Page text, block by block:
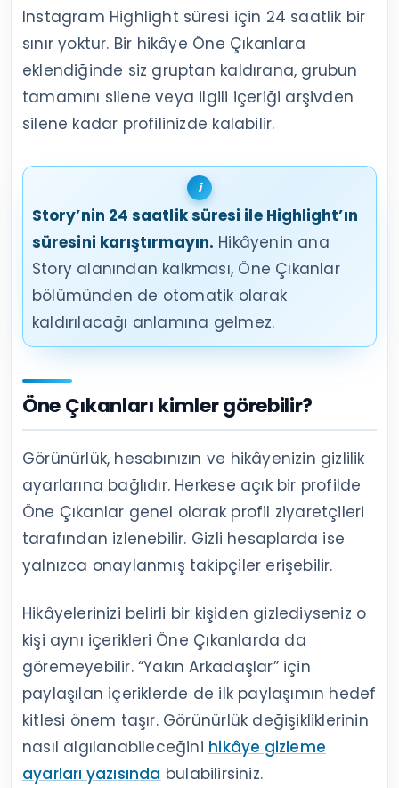
Instagram Highlight süresi için 24 saatlik bir
sınır yoktur. Bir hikâye Öne Çıkanlara
eklendiğinde siz gruptan kaldırana, grubun
tamamını silene veya ilgili içeriği arşivden
silene kadar profilinizde kalabilir.
Story’nin 24 saatlik süresi ile Highlight’ın
süresini karıştırmayın. Hikâyenin ana
Story alanından kalkması, Öne Çıkanlar
bölümünden de otomatik olarak
kaldırılacağı anlamına gelmez.
Öne Çıkanları kimler görebilir?
Görünürlük, hesabınızın ve hikâyenizin gizlilik
ayarlarına bağlıdır. Herkese açık bir profilde
Öne Çıkanlar genel olarak profil ziyaretçileri
tarafından izlenebilir. Gizli hesaplarda ise
yalnızca onaylanmış takipçiler erişebilir.
Hikâyelerinizi belirli bir kişiden gizlediyseniz o
kişi aynı içerikleri Öne Çıkanlarda da
göremeyebilir. “Yakın Arkadaşlar” için
paylaşılan içeriklerde de ilk paylaşımın hedef
kitlesi önem taşır. Görünürlük değişikliklerinin
nasıl algılanabileceğini hikâye gizleme
ayarları yazısında bulabilirsiniz.